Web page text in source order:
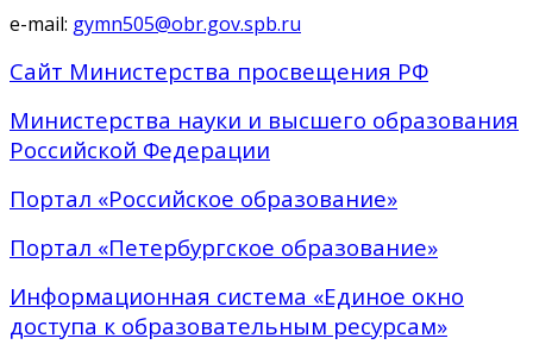
e-mail: gymn505@obr.gov.spb.ru
Сайт Министерства просвещения РФ
Министерства науки и высшего образования
Российской Федерации
Портал «Российское образование»
Портал «Петербургское образование»
Информационная система «Единое окно
доступа к образовательным ресурсам»